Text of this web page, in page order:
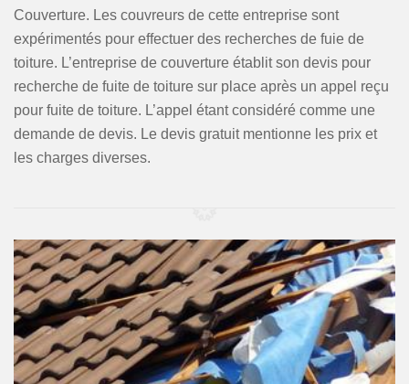
Couverture. Les couvreurs de cette entreprise sont
expérimentés pour effectuer des recherches de fuie de
toiture. L’entreprise de couverture établit son devis pour
recherche de fuite de toiture sur place après un appel reçu
pour fuite de toiture. L’appel étant considéré comme une
demande de devis. Le devis gratuit mentionne les prix et
les charges diverses.